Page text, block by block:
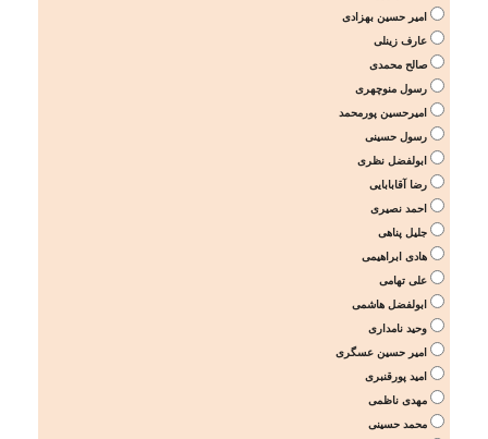
امیر حسین بهزادی
عارف زینلی
صالح محمدی
رسول منوچهری
امیرحسین پورمحمد
رسول حسینی
ابولفضل نظری
رضا آقابابایی
احمد نصیری
جلیل پناهی
هادی ابراهیمی
علی تهامی
ابولفضل هاشمی
وحید نامداری
امیر حسین عسگری
امید پورقنبری
مهدی ناظمی
محمد حسینی